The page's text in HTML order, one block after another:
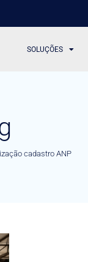
SOLUÇÕES
cadastro ANP